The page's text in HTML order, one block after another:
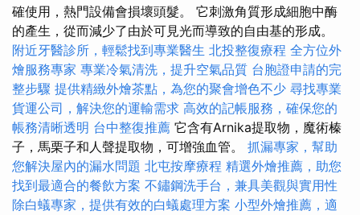
確使用，熱門設備會損壞頭髮。 它刺激角質形成細胞中酶
的產生，從而減少了由於可見光而導致的自由基的形成。
附近牙醫診所，輕鬆找到專業醫生 北投整復療程 全方位外
燴服務專家 專業冷氣清洗，提升空氣品質 台胞證申請的完
整步驟 提供精緻外燴茶點，為您的聚會增色不少 尋找專業
貨運公司，解決您的運輸需求 高效的記帳服務，確保您的
帳務清晰透明 台中整復推薦 它含有Arnika提取物，魔術榛
子，馬栗子和人聲提取物，可增強血管。 抓漏專家，幫助
您解決屋內的漏水問題 北屯按摩療程 精選外燴推薦，助您
找到最適合的餐飲方案 不鏽鋼洗手台，兼具美觀與實用性
除白蟻專家，提供有效的白蟻處理方案 小型外燴推薦，適